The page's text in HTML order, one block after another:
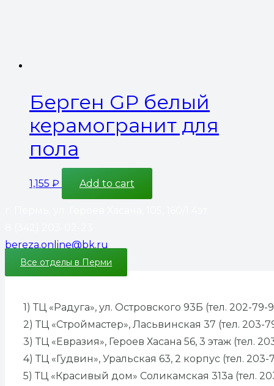
Берген GP белый
керамогранит для
пола
1,155 ₽ Add to cart
bereza.online@bk.ru
Все отделы в Перми
1) ТЦ «Радуга», ул. Островского 93Б (тел. 202-79-
2) ТЦ «Строймастер», Ласьвинская 37 (тел. 203-
3) ТЦ «Евразия», Героев Хасана 56, 3 этаж (тел.
4) ТЦ «Гудвин», Уральская 63, 2 корпус (тел. 203-
5) ТЦ «Красивый дом» Соликамская 313а (тел.